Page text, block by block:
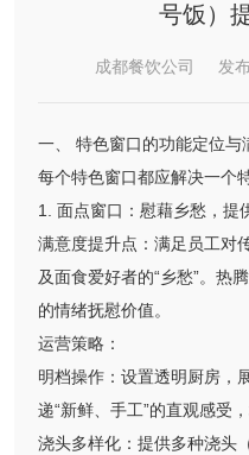
号饭）
成都餐饮公司 发布
一、 特色窗口的功能定位与
每个特色窗口都应解决一个
1. 面点窗口：慰藉乡愁，提
满意度提升点：满足员工对
及面食爱好者的“乡愁”。热
的情绪抚慰价值。
运营策略：
明档操作：设置透明厨房，
递“新鲜、手工”的直观感受
浇头多样化：提供多种浇头